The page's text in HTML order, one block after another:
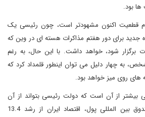
ها بود.
قطعیت اکنون مشهودتر است، چون رئیسی یک
جدید برای دور هفتم مذاکرات هسته ای در وین که
برگزار شود، خواهد داشت. با این حال، به رغم
به چهار دلیل می توان اینطور قلمداد کرد که
های روی میز خواهد بود.
بیشتر از آن است که دولت رئیسی بتواند از آن
بگذرد. براساس گزارش صندوق بین المللی پول، اقتصاد ایران از رشد 13.4